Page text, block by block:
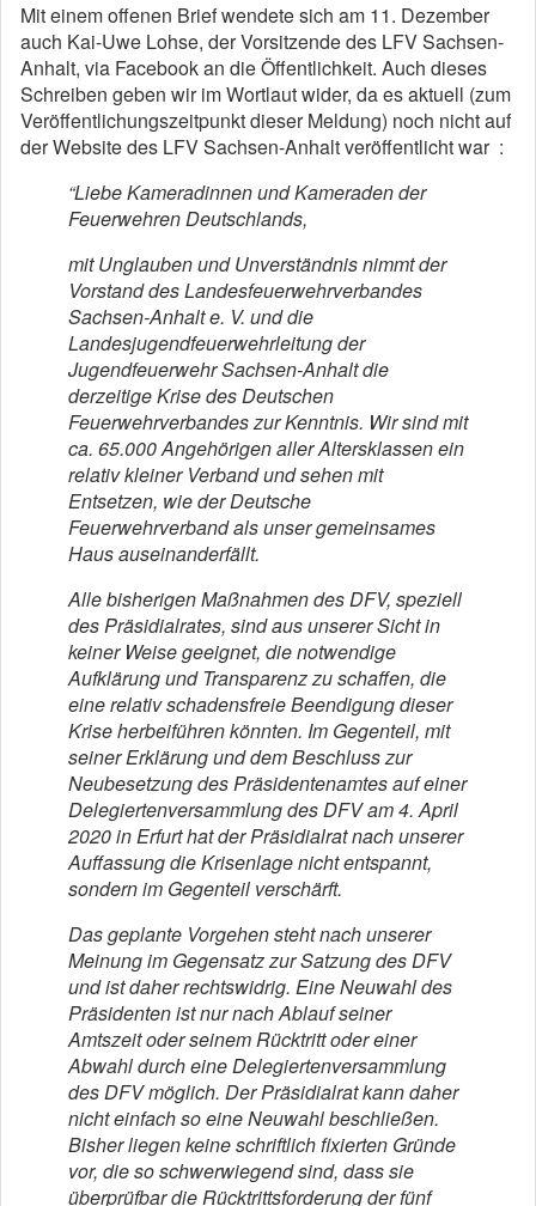
Mit einem offenen Brief wendete sich am 11. Dezember
auch Kai-Uwe Lohse, der Vorsitzende des LFV Sachsen-
Anhalt, via Facebook an die Öffentlichkeit. Auch dieses
Schreiben geben wir im Wortlaut wider, da es aktuell (zum
Veröffentlichungszeitpunkt dieser Meldung) noch nicht auf
der Website des LFV Sachsen-Anhalt veröffentlicht war :
“Liebe Kameradinnen und Kameraden der
Feuerwehren Deutschlands,
mit Unglauben und Unverständnis nimmt der
Vorstand des Landesfeuerwehrverbandes
Sachsen-Anhalt e. V. und die
Landesjugendfeuerwehrleitung der
Jugendfeuerwehr Sachsen-Anhalt die
derzeitige Krise des Deutschen
Feuerwehrverbandes zur Kenntnis. Wir sind mit
ca. 65.000 Angehörigen aller Altersklassen ein
relativ kleiner Verband und sehen mit
Entsetzen, wie der Deutsche
Feuerwehrverband als unser gemeinsames
Haus auseinanderfällt.
Alle bisherigen Maßnahmen des DFV, speziell
des Präsidialrates, sind aus unserer Sicht in
keiner Weise geeignet, die notwendige
Aufklärung und Transparenz zu schaffen, die
eine relativ schadensfreie Beendigung dieser
Krise herbeiführen könnten. Im Gegenteil, mit
seiner Erklärung und dem Beschluss zur
Neubesetzung des Präsidentenamtes auf einer
Delegiertenversammlung des DFV am 4. April
2020 in Erfurt hat der Präsidialrat nach unserer
Auffassung die Krisenlage nicht entspannt,
sondern im Gegenteil verschärft.
Das geplante Vorgehen steht nach unserer
Meinung im Gegensatz zur Satzung des DFV
und ist daher rechtswidrig. Eine Neuwahl des
Präsidenten ist nur nach Ablauf seiner
Amtszeit oder seinem Rücktritt oder einer
Abwahl durch eine Delegiertenversammlung
des DFV möglich. Der Präsidialrat kann daher
nicht einfach so eine Neuwahl beschließen.
Bisher liegen keine schriftlich fixierten Gründe
vor, die so schwerwiegend sind, dass sie
überprüfbar die Rücktrittsforderung der fünf